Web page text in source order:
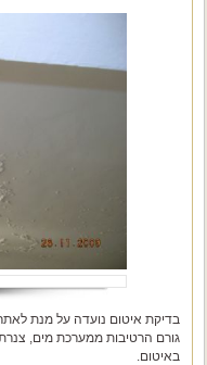
בדיקת איטום נועדה על מנת
גורם הרטיבות ממערכת מים,
באיטום.